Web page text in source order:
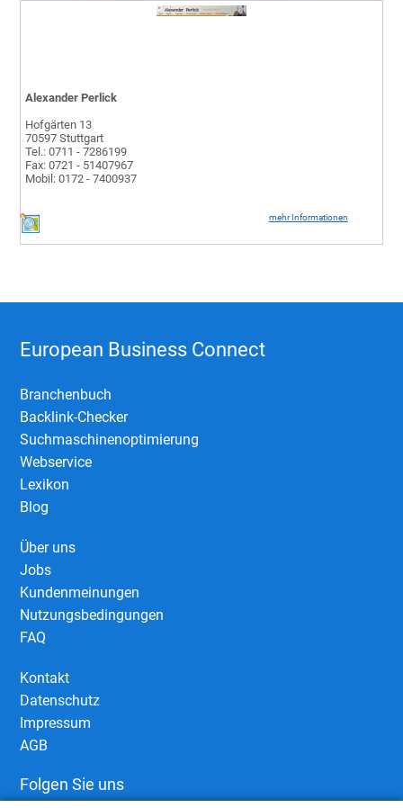
mehr Informationen
Alexander Perlick
Hofgärten 13
70597 Stuttgart
Tel.: 0711 - 7286199
Fax: 0721 - 51407967
Mobil: 0172 - 7400937
European Business Connect
Branchenbuch
Backlink-Checker
Suchmaschinenoptimierung
Webservice
Lexikon
Blog
Über uns
Jobs
Kundenmeinungen
Nutzungsbedingungen
FAQ
Kontakt
Datenschutz
Impressum
AGB
Folgen Sie uns